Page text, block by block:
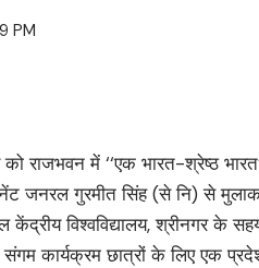
PM
राजभवन में ‘‘एक भारत-श्रेष्ठ
जनरल गुरमीत सिंह (से नि) से
केंद्रीय विश्वविद्यालय, श्रीनगर के
संगम कार्यक्रम छात्रों के लिए एक